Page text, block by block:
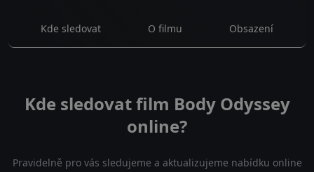
Kde sledovat O filmu Obsazení
Kde sledovat film Body Odyssey
online?
Pravidelně pro vás sledujeme a aktualizujeme nabídku online